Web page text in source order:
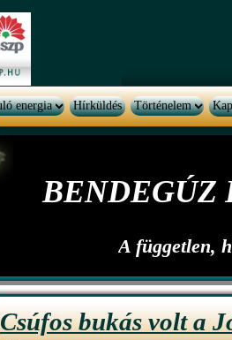
energia Hírküldés Történelem
BENDEGÚZ
A független,
Csúfos bukás volt a